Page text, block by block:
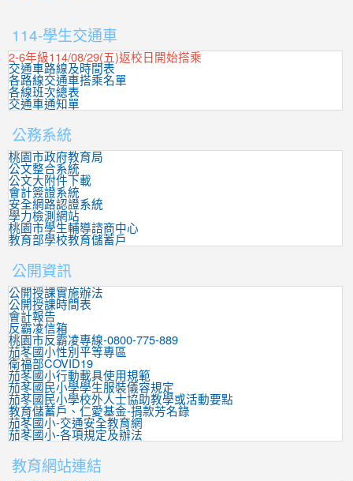
114-學生交通車
2-6年級114/08/29(五)返校日開始搭乘
交通車路線及時間表
各路線交通車搭乘名單
各線班次總表
交通車通知單
公務系統
桃園市政府教育局
公文整合系統
公文大附件下載
會計簽證系統
安全網路認證系統
學力檢測網站
桃園市學生輔導諮商中心
教育部學校教育儲蓄戶
公開資訊
公開授課實施辦法
公開授課時間表
會計報告
反霸凌信箱
桃園市反霸凌專線-0800-775-889
茄苳國小性別平等專區
衛福部COVID19
茄苳國小行動載具使用規範
茄苳國民小學學生服裝儀容規定
茄苳國民小學校外人士協助教學或活動要點
教育儲蓄戶、仁愛基金-捐款芳名錄
茄苳國小-交通安全教育網
茄苳國小-各項規定及辦法
教育網站連結